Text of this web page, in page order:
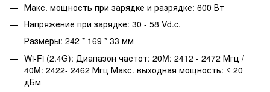
Макс. мощность при зарядке и разрядке: 600 Вт
Напряжение при зарядке: 30 - 58 Vd.c.
Размеры: 242 * 169 * 33 мм
Wi-Fi (2.4G): Диапазон частот: 20M: 2412 - 2472 Мгц /
40M: 2422- 2462 Мгц Макс. выходная мощность: ≤ 20
дБм